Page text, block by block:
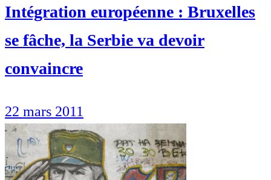
Intégration européenne : Bruxelles
se fâche, la Serbie va devoir
convaincre
22 mars 2011